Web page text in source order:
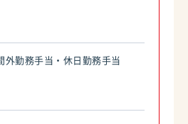
外勤務手当・休日勤務手当